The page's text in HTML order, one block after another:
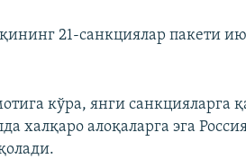
21-санкциялар пакети
кўра, янги санкцияларга
халқаро алоқаларга эга